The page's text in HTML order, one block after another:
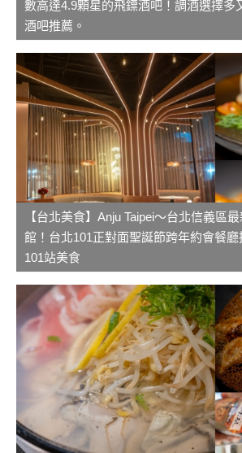
數高達4.9顆星的飛鏢酒吧！調酒選擇多
酒吧推薦。
【台北美食】Anju Taipei～台北信義區
館！台北101正對面聖誕節跨年約會餐
101站美食